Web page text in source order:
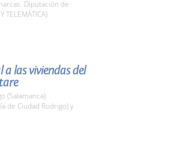
Diputación de
TELEMÁTICA)
las viviendas del
(Salamanca)
de Ciudad Rodrigo) y